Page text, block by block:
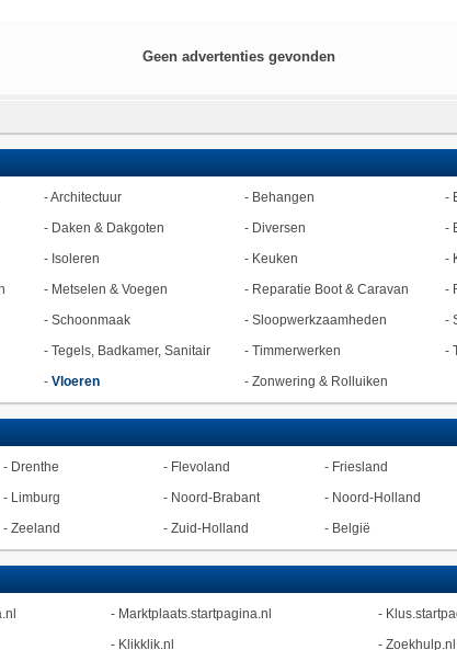
Geen advertenties gevonden
-Architectuur - Behangen -
- Daken & Dakgoten - Diversen -
- Isoleren - Keuken -
- Metselen & Voegen - Reparatie Boot & Caravan -
- Schoonmaak - Sloopwerkzaamheden -
- Tegels, Badkamer, Sanitair - Timmerwerken -
- Vloeren - Zonwering & Rolluiken
- Drenthe - Flevoland - Friesland
- Limburg - Noord-Brabant - Noord-Holland
- Zeeland - Zuid-Holland - België
- Marktplaats.startpagina.nl -
- Klikklik.nl - Zoekhulp.nl